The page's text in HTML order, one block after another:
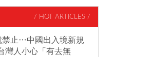
/ HOT ARTICLES /
禁止…中國出入境新規
灣人小心「有去無